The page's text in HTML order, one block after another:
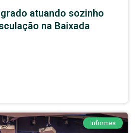
atuando sozinho
na Baixada
Informes